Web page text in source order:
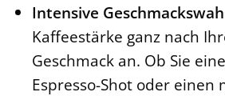
Intensive
Kaffeestärke ganz nach
Geschmack an. Ob Sie
Espresso-Shot oder einen